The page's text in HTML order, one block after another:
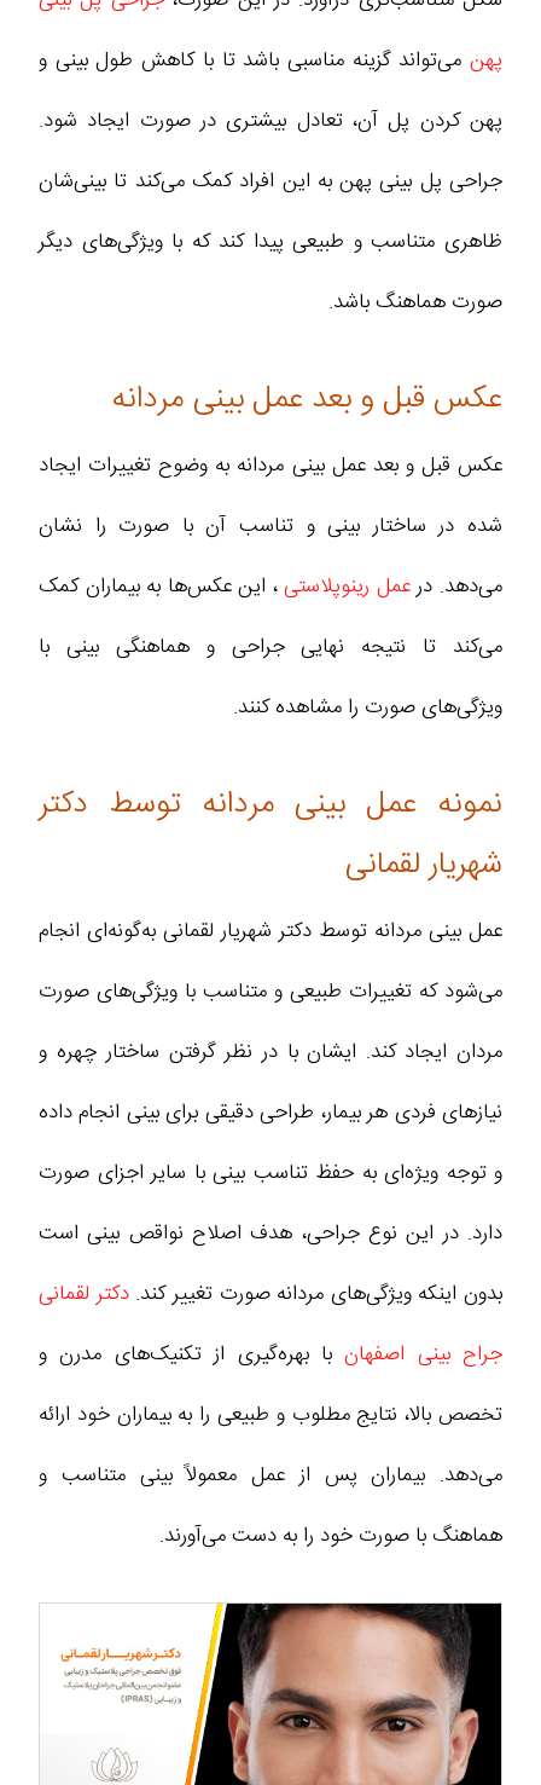
پهن می‌تواند گزینه مناسبی باشد تا با کاهش طول بینی و
پهن کردن پل آن، تعادل بیشتری در صورت ایجاد شود.
جراحی پل بینی پهن به این افراد کمک می‌کند تا بینی‌شان
ظاهری متناسب و طبیعی پیدا کند که با ویژگی‌های دیگر
صورت هماهنگ باشد.
عکس قبل و بعد عمل بینی مردانه
عکس قبل و بعد عمل بینی مردانه به وضوح تغییرات ایجاد
شده در ساختار بینی و تناسب آن با صورت را نشان
می‌دهد. درعمل رینوپلاستی، این عکس‌ها به بیماران کمک
می‌کند تا نتیجه نهایی جراحی و هماهنگی بینی با
ویژگی‌های صورت را مشاهده کنند.
نمونه عمل بینی مردانه توسط دکتر
شهریار لقمانی
عمل بینی مردانه توسط دکتر شهریار لقمانی به‌گونه‌ای انجام
می‌شود که تغییرات طبیعی و متناسب با ویژگی‌های صورت
مردان ایجاد کند. ایشان با در نظر گرفتن ساختار چهره و
نیازهای فردی هر بیمار، طراحی دقیقی برای بینی انجام داده
و توجه ویژه‌ای به حفظ تناسب بینی با سایر اجزای صورت
دارد. در این نوع جراحی، هدف اصلاح نواقص بینی است
بدون اینکه ویژگی‌های مردانه صورت تغییر کند.دکتر لقمانی
جراح بینی اصفهانبا بهره‌گیری از تکنیک‌های مدرن و
تخصص بالا، نتایج مطلوب و طبیعی را به بیماران خود ارائه
می‌دهد. بیماران پس از عمل معمولاً بینی متناسب و
هماهنگ با صورت خود را به دست می‌آورند.